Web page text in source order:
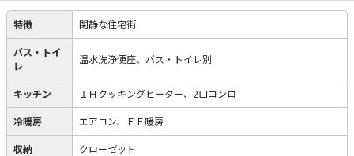
特徴 閑静な住宅街
バス・トイ
レ
温水洗浄便座、バス・トイレ別
キッチン ＩＨクッキングヒーター、2口コンロ
冷暖房 エアコン、ＦＦ暖房
収納 クローゼット